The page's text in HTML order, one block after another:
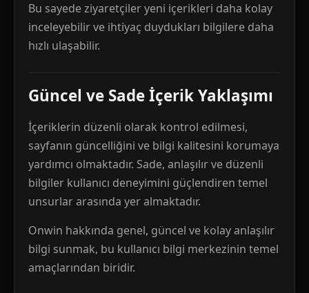
Bu sayede ziyaretçiler yeni içerikleri daha kolay
inceleyebilir ve ihtiyaç duydukları bilgilere daha
hızlı ulaşabilir.
Güncel ve Sade İçerik Yaklaşımı
İçeriklerin düzenli olarak kontrol edilmesi,
sayfanın güncelliğini ve bilgi kalitesini korumaya
yardımcı olmaktadır. Sade, anlaşılır ve düzenli
bilgiler kullanıcı deneyimini güçlendiren temel
unsurlar arasında yer almaktadır.
Onwin hakkında genel, güncel ve kolay anlaşılır
bilgi sunmak, bu kullanıcı bilgi merkezinin temel
amaçlarından biridir.